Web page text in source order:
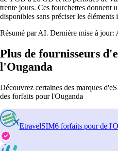
trente jours. Ces fourchettes donnent
disponibles sans préciser les éléments
Résumé par AI. Dernière mise à jour:
Plus de fournisseurs
l'Ouganda
Découvrez certaines des marques
des forfaits pour l'Ouganda
EtravelSIM6 forfaits pour de